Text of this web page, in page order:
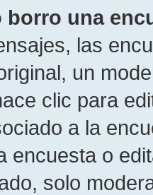
borro una
las
un
clic para
a la
encuesta o
solo